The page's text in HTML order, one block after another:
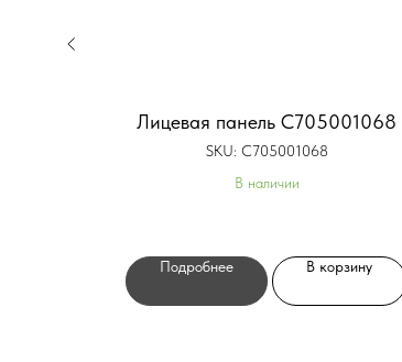
Лицевая панель C705001068
SKU: C705001068
В наличии
Подробнее В корзину